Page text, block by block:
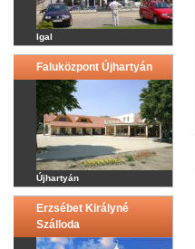
Igal
Faluközpont Újhartyán
Újhartyán
Erzsébet Királyné
Szálloda